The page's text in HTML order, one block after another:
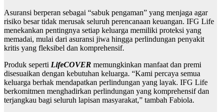
Asuransi berperan sebagai “sabuk pengaman” yang menjaga agar
risiko besar tidak merusak seluruh perencanaan keuangan. IFG Life
menekankan pentingnya setiap keluarga memiliki proteksi yang
memadai, mulai dari asuransi jiwa hingga perlindungan penyakit
kritis yang fleksibel dan komprehensif.
Produk seperti LifeCOVER memungkinkan manfaat dan premi
disesuaikan dengan kebutuhan keluarga. “Kami percaya semua
keluarga berhak mendapatkan perlindungan yang layak. IFG Life
berkomitmen menghadirkan perlindungan yang komprehensif dan
terjangkau bagi seluruh lapisan masyarakat,” tambah Fabiola.